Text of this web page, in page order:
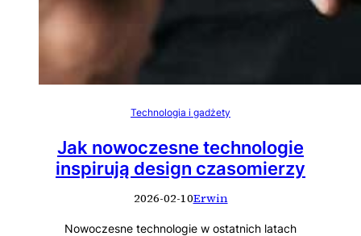
Technologia i gadżety
Jak nowoczesne technologie
inspirują design czasomierzy
2026-02-10Erwin
Nowoczesne technologie w ostatnich latach